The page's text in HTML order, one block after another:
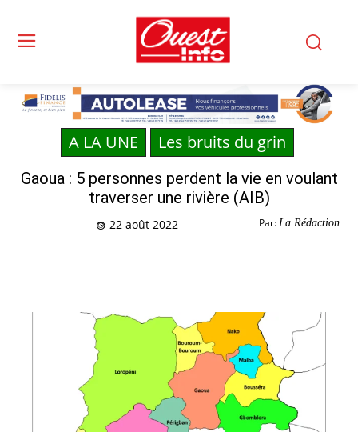
A LA UNE Les bruits du grin
Gaoua : 5 personnes perdent la vie en voulant
traverser une rivière (AIB)
Par: La Rédaction
22 août 2022